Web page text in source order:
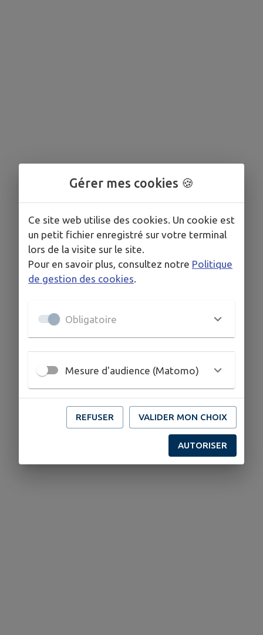
Gérer mes cookies 🍪
Ce site web utilise des cookies. Un cookie est
un petit fichier enregistré sur votre terminal
lors de la visite sur le site.
Pour en savoir plus, consultez notre Politique
de gestion des cookies.
Obligatoire
Mesure d'audience (Matomo)
REFUSER VALIDER MON CHOIX
AUTORISER